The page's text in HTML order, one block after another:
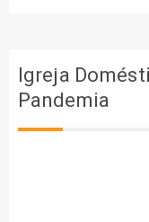
Igreja
Pandemia